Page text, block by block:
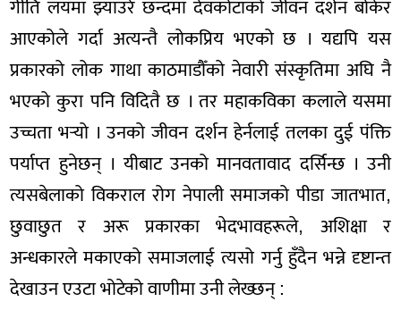
गीति लयमा झ्याउरे छन्दमा देवकोटाको जीवन दर्शन बोकेर
आएकोले गर्दा अत्यन्तै लोकप्रिय भएको छ । यद्यपि यस
प्रकारको लोक गाथा काठमाडौँको नेवारी संस्कृतिमा अघि नै
भएको कुरा पनि विदितै छ । तर महाकविका कलाले यसमा
उच्चता भर्‍यो । उनको जीवन दर्शन हेर्नलाई तलका दुई पंक्ति
पर्याप्त हुनेछन् । यीबाट उनको मानवतावाद दर्सिन्छ । उनी
त्यसबेलाको विकराल रोग नेपाली समाजको पीडा जातभात,
छुवाछुत र अरू प्रकारका भेदभावहरूले, अशिक्षा र
अन्धकारले मकाएको समाजलाई त्यसो गर्नु हुँदैन भन्ने दृष्टान्त
देखाउन एउटा भोटेको वाणीमा उनी लेख्छन् :